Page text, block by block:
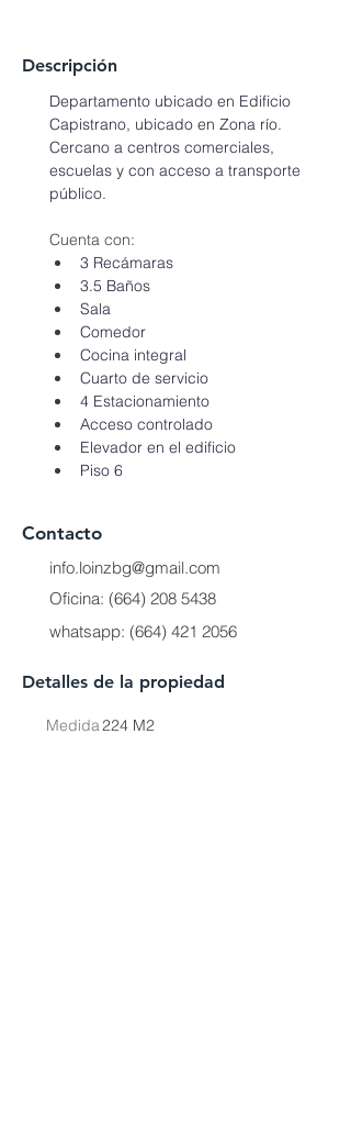
Descripción
Departamento ubicado en Edificio
Capistrano, ubicado en Zona río.
Cercano a centros comerciales,
escuelas y con acceso a transporte
público.
Cuenta con:
3 Recámaras
3.5 Baños
Sala
Comedor
Cocina integral
Cuarto de servicio
4 Estacionamiento
Acceso controlado
Elevador en el edificio
Piso 6
Contacto
info.loinzbg@gmail.com
Oficina: (664) 208 5438
whatsapp: (664) 421 2056
Detalles de la propiedad
Medida224 M2